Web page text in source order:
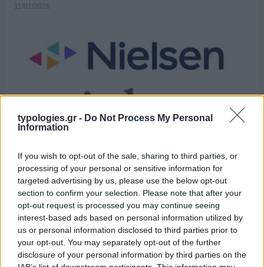
typologies.gr - Do Not Process My Personal
Information
If you wish to opt-out of the sale, sharing to third parties, or
processing of your personal or sensitive information for
targeted advertising by us, please use the below opt-out
section to confirm your selection. Please note that after your
opt-out request is processed you may continue seeing
interest-based ads based on personal information utilized by
us or personal information disclosed to third parties prior to
your opt-out. You may separately opt-out of the further
disclosure of your personal information by third parties on the
11/01/2026
Στο 31,3% εκτινάχθηκαν τα «άλλα» της Nielsen την εβδομάδα
29/12/2025 – 4/1/2026. Στην κατηγορία αυτή εντάσσονται και οι
streaming υπηρεσίες, φανερώνοντας το μέγεθος του
προβλήματος για την ελληνική τηλεόραση. Ο ΣΚΑΪ ήταν
πρώτος με 10,9%, δεύτερο ήταν το Mega με 10,6% και τρίτος ο
Alpha με 10%. Το …Διαβάστε Περισσότερα...